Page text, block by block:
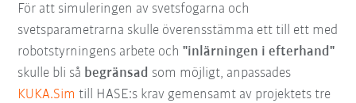
För att simuleringen av svetsfogarna och
svetsparametrarna skulle överensstämma ett till ett med
robotstyrningens arbete och"inlärningen i efterhand"
skulle bli så begränsad som möjligt, anpassades
KUKA.Sim till HASE:s krav gemensamt av projektets tre